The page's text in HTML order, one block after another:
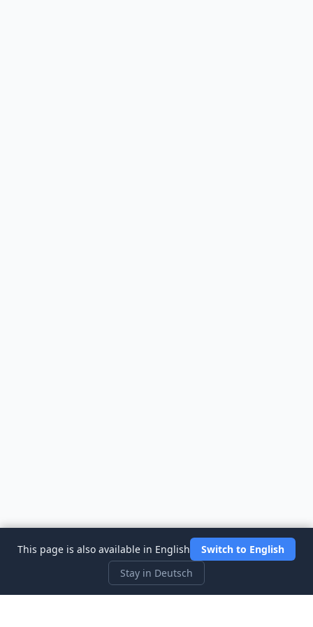
This page is also available in English
Switch to English
Stay in Deutsch